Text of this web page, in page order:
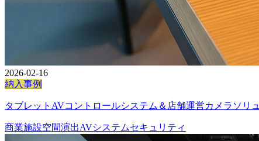
2026-02-16
納入事例
タブレットAVコントロールシステム＆店舗運営カメラソリ
商業施設空間演出AVシステムセキュリティ